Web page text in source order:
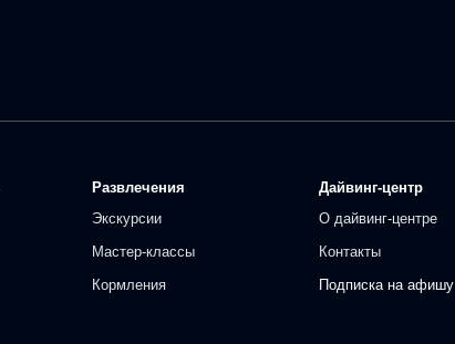
Развлечения
Экскурсии
Мастер-классы
Кормления
Дайвинг-центр
О дайвинг-центре
Контакты
Подписка на афишу